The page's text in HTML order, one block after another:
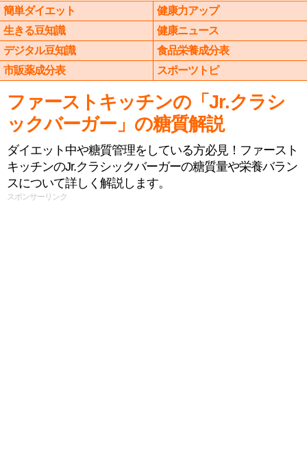
簡単ダイエット
健康力アップ
生きる豆知識
健康ニュース
デジタル豆知識
食品栄養成分表
市販薬成分表
スポーツトピ
ファーストキッチンの「Jr.クラシ
ックバーガー」の糖質解説
ダイエット中や糖質管理をしている方必見！ファースト
キッチンのJr.クラシックバーガーの糖質量や栄養バラン
スについて詳しく解説します。
スポンサーリンク